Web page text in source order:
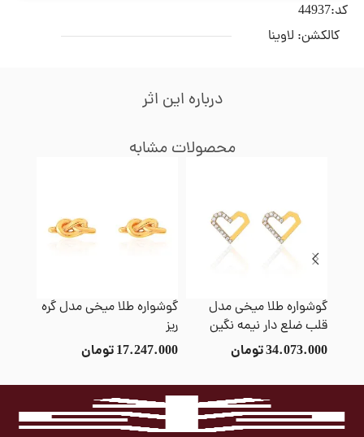
کد:44937
کالکشن: لاوینا
محصولات مشابه
گوشواره طلا میخی مدل
قلب ضلع دار نیمه نگین
34.073.000تومان
گوشواره طلا میخی مدل گره
ریز
17.247.000تومان
درباره این اثر